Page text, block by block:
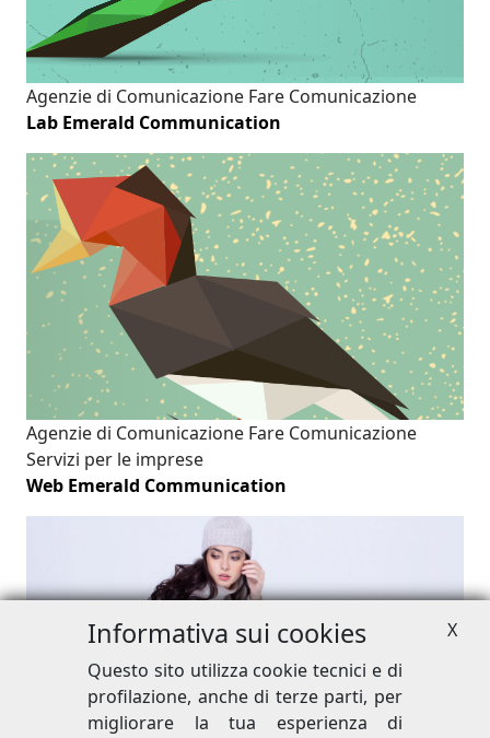
Agenzie di Comunicazione Fare Comunicazione
Lab Emerald Communication
Agenzie di Comunicazione Fare Comunicazione
Servizi per le imprese
Web Emerald Communication
Fare Comunicazione Promuovere i tuoi prodotti
Il cashmere
X
Informativa sui cookies
Questo sito utilizza cookie tecnici e di
profilazione, anche di terze parti, per
migliorare la tua esperienza di